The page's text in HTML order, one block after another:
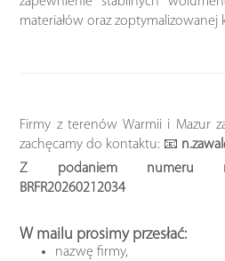
materiałów oraz zoptymalizowanej
Firmy z terenów Warmii i Mazur
zachęcamy do kontaktu: 📧
Z podaniem numeru
BRFR20260212034
W mailu prosimy przesłać:
nazwę firmy,